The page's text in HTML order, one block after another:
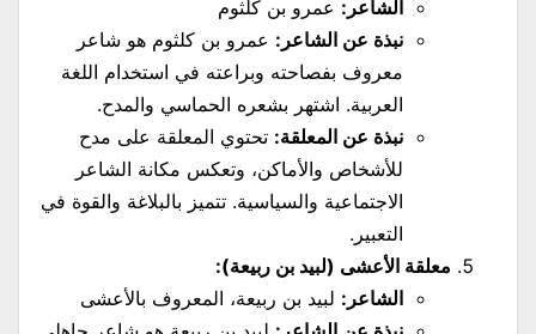
الشاعر: عمرو بن كلثوم
نبذة عن الشاعر: عمرو بن كلثوم هو شاعر
معروف بفصاحته وبراعته في استخدام اللغة
العربية. اشتهر بشعره الحماسي والمدح.
نبذة عن المعلقة: تحتوي المعلقة على مدح
للأشخاص والأماكن، وتعكس مكانة الشاعر
الاجتماعية والسياسية. تتميز بالبلاغة والقوة في
التعبير.
معلقة الأعشى (لبيد بن ربيعة):
الشاعر: لبيد بن ربيعة، المعروف بالأعشى